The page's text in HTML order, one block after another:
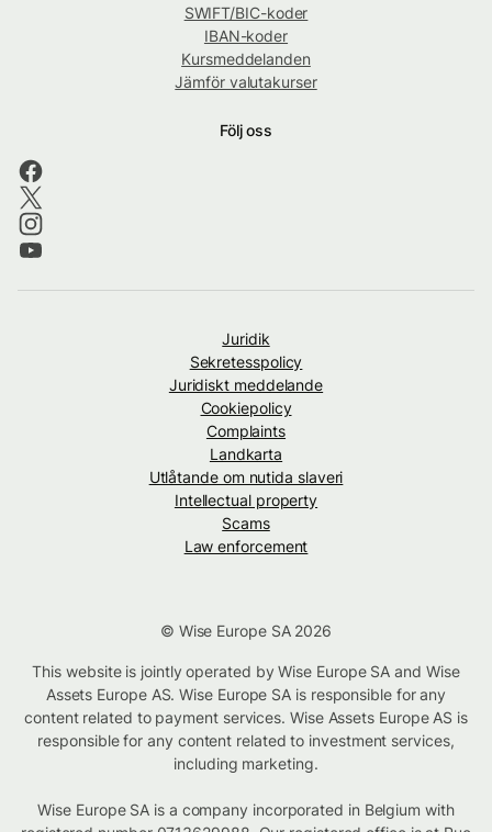
SWIFT/BIC-koder
IBAN-koder
Kursmeddelanden
Jämför valutakurser
Följ oss
Juridik
Sekretesspolicy
Juridiskt meddelande
Cookiepolicy
Complaints
Landkarta
Utlåtande om nutida slaveri
Intellectual property
Scams
Law enforcement
© Wise Europe SA 2026
This website is jointly operated by Wise Europe SA and Wise
Assets Europe AS. Wise Europe SA is responsible for any
content related to payment services. Wise Assets Europe AS is
responsible for any content related to investment services,
including marketing.
Wise Europe SA is a company incorporated in Belgium with